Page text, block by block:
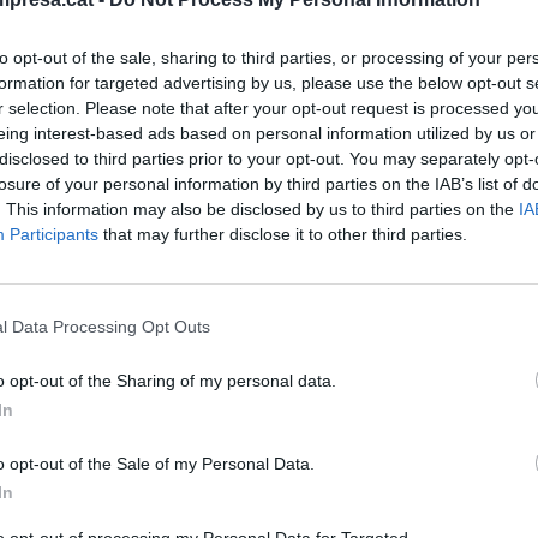
opt-out of the sale, sharing to third parties, or processing of your
for targeted advertising by us, please use the below opt-out
selection. Please note that after your opt-out request is processed
interest-based ads based on personal information utilized by us
to third parties prior to your opt-out. You may separately
of your personal information by third parties on the IAB’s list of
This information may also be disclosed by us to third parties on the
Participants that may further disclose it to other third parties.
Data Processing Opt Outs
opt-out of the Sharing of my personal data.
opt-out of the Sale of my Personal Data.
capital mundial del sector de la
de 2023
Náutico pone en marcha la 61a
con el objetivo de proyectar la Copa
de 2023